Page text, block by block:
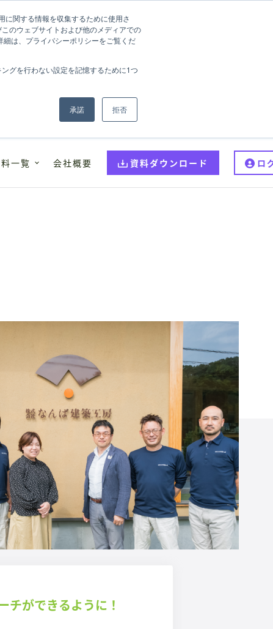
関する情報を収集するために使用さ
のウェブサイトおよび他のメディアでの
は、プライバシーポリシーをご覧くだ
グを行わない設定を記憶するために1つ
承諾 拒否
一覧 会社概要 資料ダウンロード ロ
ができるように！